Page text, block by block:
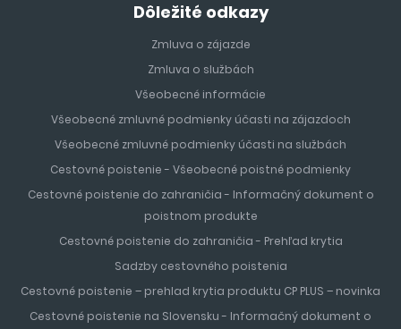
Dôležité odkazy
Zmluva o zájazde
Zmluva o službách
Všeobecné informácie
Všeobecné zmluvné podmienky účasti na zájazdoch
Všeobecné zmluvné podmienky účasti na službách
Cestovné poistenie - Všeobecné poistné podmienky
Cestovné poistenie do zahraničia - Informačný dokument o
poistnom produkte
Cestovné poistenie do zahraničia - Prehľad krytia
Sadzby cestovného poistenia
Cestovné poistenie – prehlad krytia produktu CP PLUS – novinka
Cestovné poistenie na Slovensku - Informačný dokument o